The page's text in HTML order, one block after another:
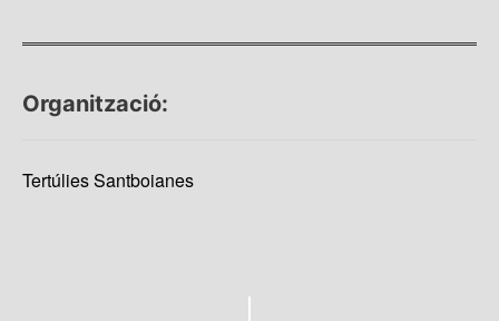
Organització:
Tertúlies Santboianes